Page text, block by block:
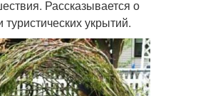
Рассказывается о
укрытий.